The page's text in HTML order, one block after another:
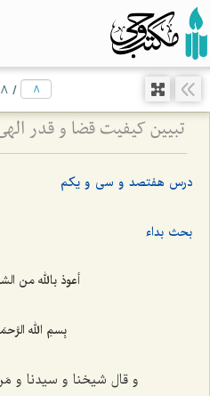
/
8
درس هفتصد و سی و یکم
بحث بداء
أعوذ بالله من
بِسمِ الله
و قال شیخنا و سیدنا و